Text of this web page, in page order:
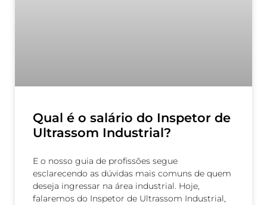
Qual é o salário do Inspetor de
Ultrassom Industrial?
E o nosso guia de profissões segue
esclarecendo as dúvidas mais comuns de quem
deseja ingressar na área industrial. Hoje,
falaremos do Inspetor de Ultrassom Industrial,